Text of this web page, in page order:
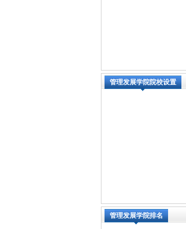
管理发展学院院校设置
管理发展学院排名